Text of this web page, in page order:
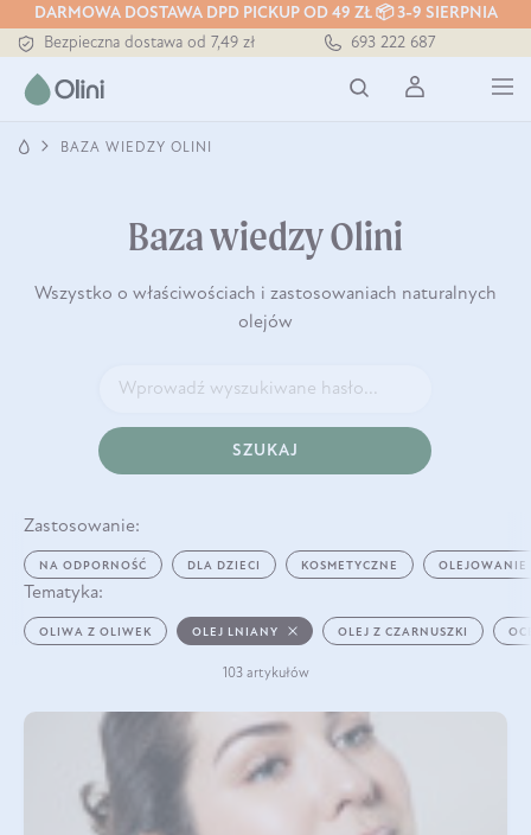
DARMOWA DOSTAWA DPD PICKUP OD 49 ZŁ 📦 3-9 SIERPNIA
Bezpieczna dostawa od 7,49 zł
Darmowa dostawa od 199 zł
693 222 687
BAZA WIEDZY OLINI
Baza wiedzy Olini
Wszystko o właściwościach i zastosowaniach naturalnych
olejów
SZUKAJ
Zastosowanie:
NA ODPORNOŚĆ DLA DZIECI KOSMETYCZNE OLEJOWANIE
Tematyka:
OLIWA Z OLIWEK OLEJ LNIANY OLEJ Z CZARNUSZKI
103 artykułów